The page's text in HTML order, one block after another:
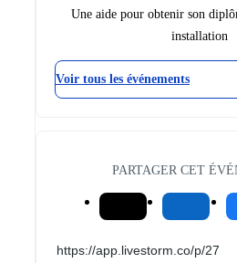
Une aide pour obtenir son
installation
Voir tous les événements
PARTAGER CET